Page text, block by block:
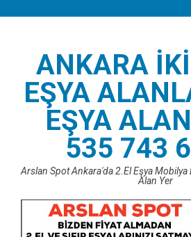
ANKARA
EŞYA
EŞYA
535 743
Arslan Spot Ankara'da 2.El Eşya Mobilya
Alan Yer